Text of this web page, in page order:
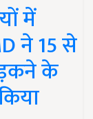
में
ने 15 से
के